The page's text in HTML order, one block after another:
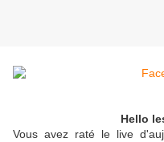
Hello
Vous avez raté le live